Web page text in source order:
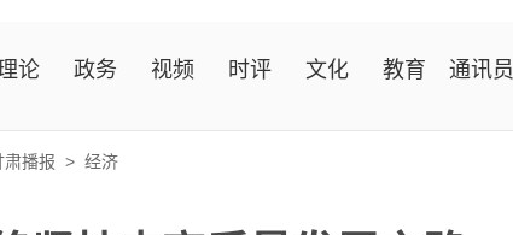
论 政务 视频 时评 文化 教育 通讯员
肃播报 > 经济